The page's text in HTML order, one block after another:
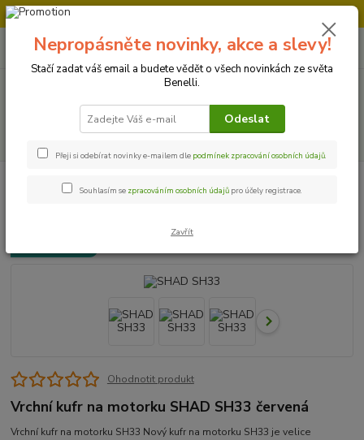
+420 728 500 481
Po-Pá 8:00 - 17:00
0
za0 Kč
Ohodnotit produkt
Vrchní kufr na motorku SHAD SH33 červená
Vrchní kufr na motorku SH33 Nový kufr na motorku SH33 je velice
Nepropásněte novinky, akce a slevy!
Stačí zadat váš email a budete vědět o všech novinkách ze světa
Benelli.
Odeslat
Přeji si odebírat novinky e-mailem dle podmínek zpracování osobních údajů.
Souhlasím se zpracováním osobních údajů pro účely registrace.
Zavřít